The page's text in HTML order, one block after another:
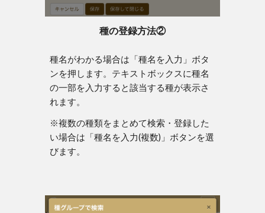
種の登録方法②
種名がわかる場合は「種名を入力」ボタ
ンを押します。テキストボックスに種名
の一部を入力すると該当する種が表示さ
れます。
※複数の種類をまとめて検索・登録した
い場合は「種名を入力(複数)」ボタンを選
びます。